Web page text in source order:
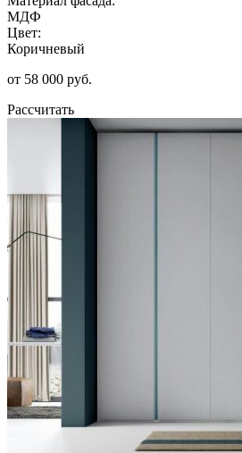
МДФ
Цвет:
Коричневый
от 58 000 руб.
Рассчитать